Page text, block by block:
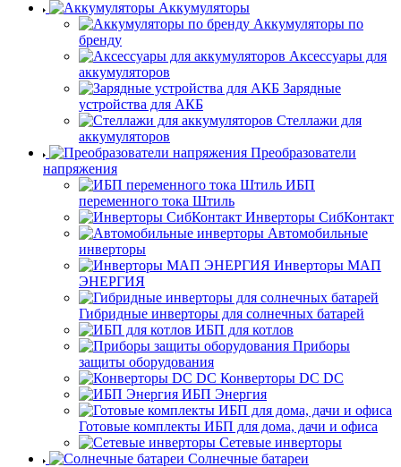
Аккумуляторы
Аккумуляторы по
бренду
Аксессуары для
аккумуляторов
Зарядные
устройства для АКБ
Стеллажи для
аккумуляторов
Преобразователи
напряжения
ИБП
переменного тока Штиль
Инверторы СибКонтакт
Автомобильные
инверторы
Инверторы МАП
ЭНЕРГИЯ
Гибридные инверторы для солнечных батарей
ИБП для котлов
Приборы
защиты оборудования
Конверторы DC DC
ИБП Энергия
Готовые комплекты ИБП для дома, дачи и офиса
Сетевые инверторы
Солнечные батареи